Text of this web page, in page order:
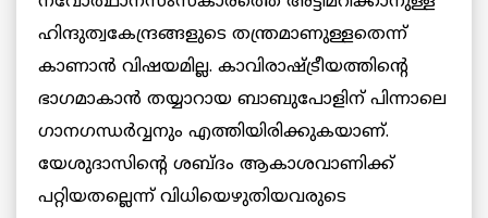
ഹിന്ദുത്വകേന്ദ്രങ്ങളുടെ തന്ത്രമാണുള്ളതെന്ന്
കാണാന്‍ വിഷയമില്ല. കാവിരാഷ്ട്രീയത്തിന്റെ
ഭാഗമാകാന്‍ തയ്യാറായ ബാബുപോളിന് പിന്നാലെ
ഗാനഗന്ധര്‍വ്വനും എത്തിയിരിക്കുകയാണ്.
യേശുദാസിന്റെ ശബ്ദം ആകാശവാണിക്ക്
പറ്റിയതല്ലെന്ന് വിധിയെഴുതിയവരുടെ